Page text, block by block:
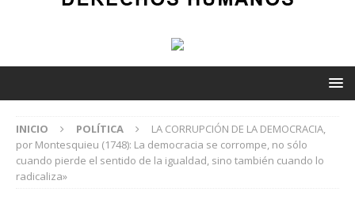
INICIO POLÍTICA
LA CORRUPCIÓN DE LA DEMOCRACIA,
por Montesquieu (1748): La democracia se corrompe, no sólo
cuando pierde el sentido de la igualdad, sino también cuando lo
radicaliza»